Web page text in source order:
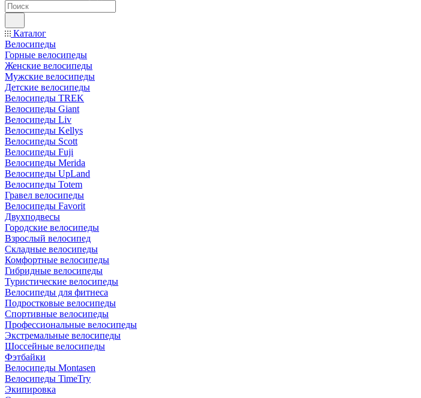
Каталог
Велосипеды
Горные велосипеды
Женские велосипеды
Мужские велосипеды
Детские велосипеды
Велосипеды TREK
Велосипеды Giant
Велосипеды Liv
Велосипеды Kellys
Велосипеды Scott
Велосипеды Fuji
Велосипеды Merida
Велосипеды UpLand
Велосипеды Totem
Гравел велосипеды
Велосипеды Favorit
Двухподвесы
Городские велосипеды
Взрослый велосипед
Складные велосипеды
Комфортные велосипеды
Гибридные велосипеды
Туристические велосипеды
Велосипеды для фитнеса
Подростковые велосипеды
Спортивные велосипеды
Профессиональные велосипеды
Экстремальные велосипеды
Шоссейные велосипеды
Фэтбайки
Велосипеды Montasen
Велосипеды TimeTry
Экипировка